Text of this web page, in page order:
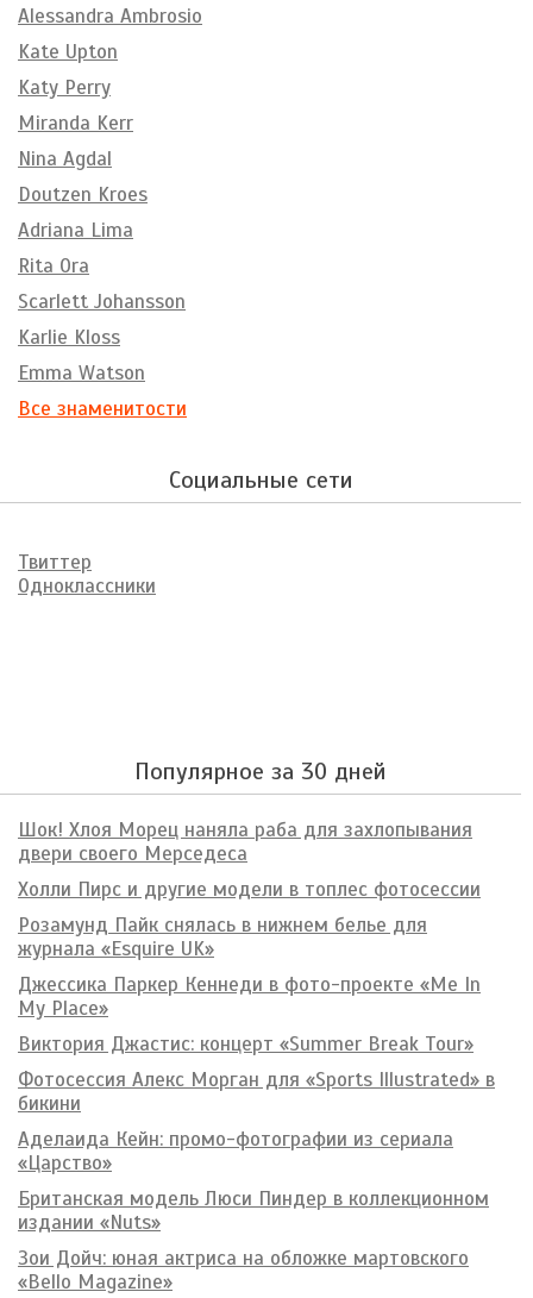
Alessandra Ambrosio
Kate Upton
Katy Perry
Miranda Kerr
Nina Agdal
Doutzen Kroes
Adriana Lima
Rita Ora
Scarlett Johansson
Karlie Kloss
Emma Watson
Все знаменитости
Социальные сети
Твиттер
Одноклассники
Популярное за 30 дней
Шок! Хлоя Морец наняла раба для захлопывания
двери своего Мерседеса
Холли Пирс и другие модели в топлес фотосессии
Розамунд Пайк снялась в нижнем белье для
журнала «Esquire UK»
Джессика Паркер Кеннеди в фото-проекте «Me In
My Place»
Виктория Джастис: концерт «Summer Break Tour»
Фотосессия Алекс Морган для «Sports Illustrated» в
бикини
Аделаида Кейн: промо-фотографии из сериала
«Царство»
Британская модель Люси Пиндер в коллекционном
издании «Nuts»
Зои Дойч: юная актриса на обложке мартовского
«Bello Magazine»